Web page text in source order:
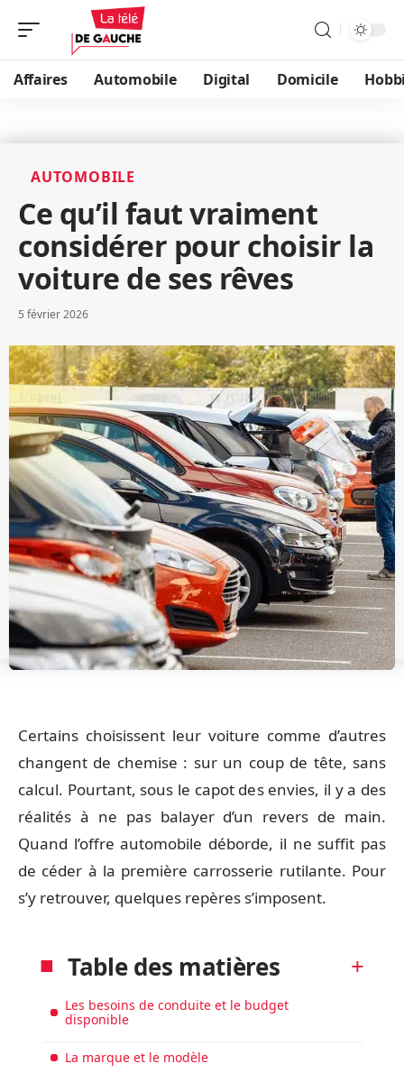
Affaires Automobile Digital Domicile
AUTOMOBILE
Ce qu’il faut vraiment
considérer pour choisir la
voiture de ses rêves
5 février 2026
Certains choisissent leur voiture comme d’autres
changent de chemise : sur un coup de tête, sans
calcul. Pourtant, sous le capot des envies, il y a des
réalités à ne pas balayer d’un revers de main.
Quand l’offre automobile déborde, il ne suffit pas
de céder à la première carrosserie rutilante. Pour
s’y retrouver, quelques repères s’imposent.
Table des matières
Les besoins de conduite et le budget
disponible
La marque et le modèle